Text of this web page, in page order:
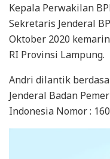
Kepala Perwakilan
Sekretaris Jenderal
Oktober 2020
RI Provinsi Lampung.
Andri dilantik
Jenderal Badan
Indonesia Nomor :